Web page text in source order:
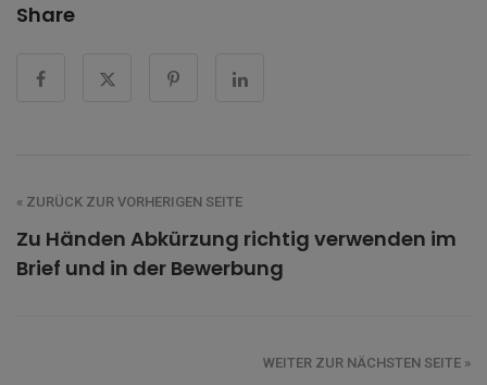
Share
« ZURÜCK ZUR VORHERIGEN SEITE
Zu Händen Abkürzung richtig verwenden im
Brief und in der Bewerbung
WEITER ZUR NÄCHSTEN SEITE »